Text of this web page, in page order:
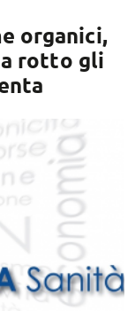
organici,
rotto gli